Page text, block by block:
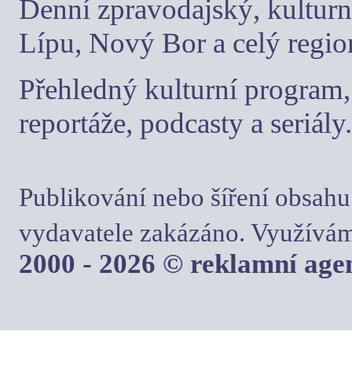
Denní zpravodajský,
Lípu, Nový Bor a celý
Přehledný kulturní
reportáže, podcasty a seriály.
Publikování nebo šíření
vydavatele zakázáno.
2000 - 2026 © reklamní